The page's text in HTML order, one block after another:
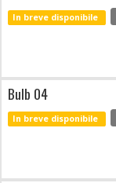
In breve disponibile
Bulb 04
In breve disponibile